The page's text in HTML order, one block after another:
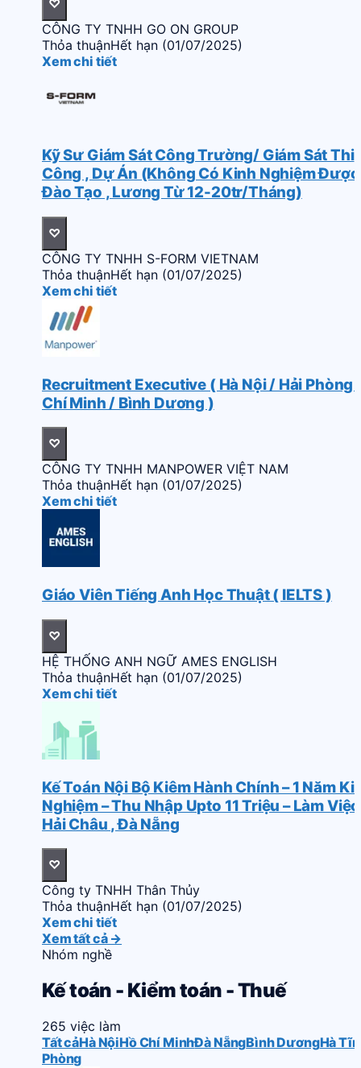
♡
CÔNG TY TNHH GO ON GROUP
Thỏa thuậnHết hạn (01/07/2025)
Xem chi tiết
Kỹ Sư Giám Sát Công Trường/ Giám Sát Thi
Công , Dự Án (Không Có Kinh Nghiệm Được
Đào Tạo , Lương Từ 12-20tr/Tháng)
♡
CÔNG TY TNHH S-FORM VIETNAM
Thỏa thuậnHết hạn (01/07/2025)
Xem chi tiết
Recruitment Executive ( Hà Nội / Hải Phòng
Chí Minh / Bình Dương )
♡
CÔNG TY TNHH MANPOWER VIỆT NAM
Thỏa thuậnHết hạn (01/07/2025)
Xem chi tiết
Giáo Viên Tiếng Anh Học Thuật ( IELTS )
♡
HỆ THỐNG ANH NGỮ AMES ENGLISH
Thỏa thuậnHết hạn (01/07/2025)
Xem chi tiết
Kế Toán Nội Bộ Kiêm Hành Chính – 1 Năm
Nghiệm – Thu Nhập Upto 11 Triệu – Làm
Hải Châu , Đà Nẵng
♡
Công ty TNHH Thân Thủy
Thỏa thuậnHết hạn (01/07/2025)
Xem chi tiết
Xem tất cả →
Nhóm nghề
Kế toán - Kiểm toán - Thuế
265 việc làm
Tất cảHà NộiHồ Chí MinhĐà NẵngBình DươngHà
Phòng